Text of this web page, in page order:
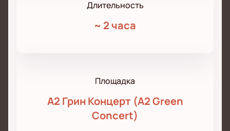
Длительность
~ 2 часа
Площадка
А2 Грин Концерт (A2 Green
Concert)